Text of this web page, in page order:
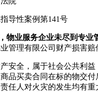
导性案例第141号
物业服务企业未尽到专
管理有限公司财产损害赔
安全，属于社会公共利
品买卖合同在标的物交
任人对火灾的发生均有